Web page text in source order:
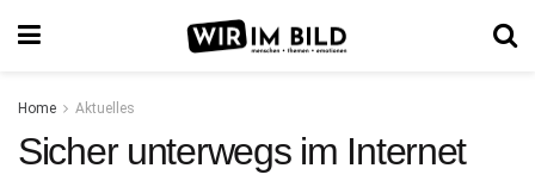
Home Aktuelles
Sicher unterwegs im Internet